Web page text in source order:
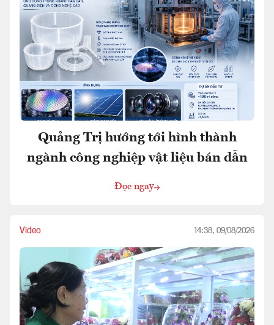
Quảng Trị hướng tới hình thành
ngành công nghiệp vật liệu bán dẫn
Đọc ngay
Video 14:38, 09/08/2026